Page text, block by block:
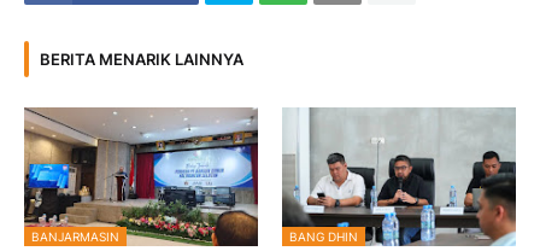
BERITA MENARIK LAINNYA
BANJARMASIN BANG DHIN